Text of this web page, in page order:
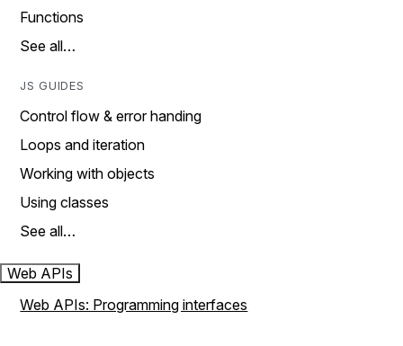
Functions
See all…
JS GUIDES
Control flow & error handing
Loops and iteration
Working with objects
Using classes
See all…
Web APIs
Web APIs: Programming interfaces